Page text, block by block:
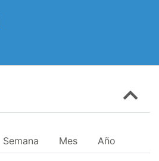
Semana Mes Año